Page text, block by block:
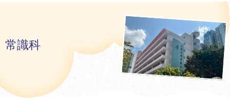
常識科